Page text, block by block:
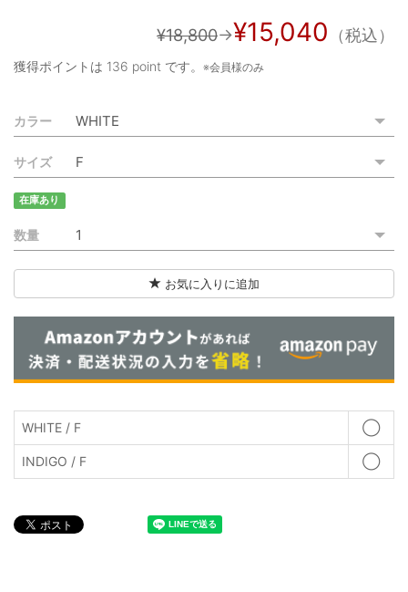
ご利用規約
¥18,800→¥15,040 （税込）
獲得ポイントは 136 point です。 ※会員様のみ
カラー
サイズ
在庫あり
数量
お気に入りに追加
WHITE / F ◯
INDIGO / F ◯